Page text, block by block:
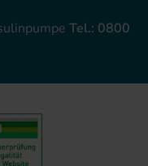
Tel.: 0800